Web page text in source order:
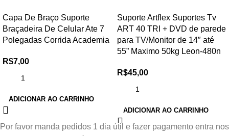
Capa De Braço Suporte
Braçadeira De Celular Ate 7
Polegadas Corrida Academia
R$7,00
ADICIONAR AO CARRINHO
Suporte Artflex Suportes Tv
ART 40 TRI + DVD de parede
para TV/Monitor de 14″ até
55” Maximo 50kg Leon-480n
R$45,00
ADICIONAR AO CARRINHO
Por favor manda pedidos 1 dia útil e fazer pagamento entra nos